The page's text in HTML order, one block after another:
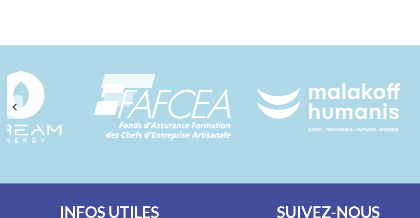
INFOS UTILES SUIVEZ-NOUS